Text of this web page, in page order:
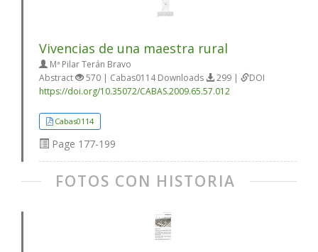
Vivencias de una maestra rural
Mª Pilar Terán Bravo
Abstract
570 | Cabas0114 Downloads 299 |
DOI
https://doi.org/10.35072/CABAS.2009.65.57.012
Cabas0114
Page 177-199
FOTOS CON HISTORIA